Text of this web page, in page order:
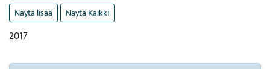
Näytä lisää Näytä Kaikki
2017